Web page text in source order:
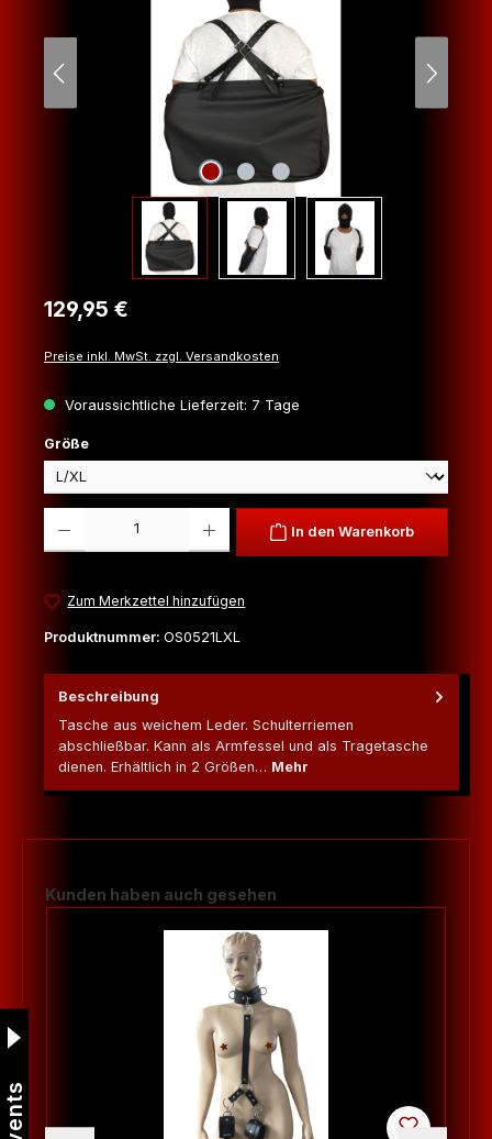
Regulärer Preis:
129,95 €
Preise inkl. MwSt. zzgl. Versandkosten
Voraussichtliche Lieferzeit: 7 Tage
Größeauswählen
In den Warenkorb
Zum Merkzettel hinzufügen
Produktnummer: OS0521LXL
Beschreibung
Tasche aus weichem Leder. Schulterriemen
abschließbar. Kann als Armfessel und als Tragetasche
dienen. Erhältlich in 2 Größen… Mehr
Produktgalerie überspringen
Kunden haben auch gesehen
Events